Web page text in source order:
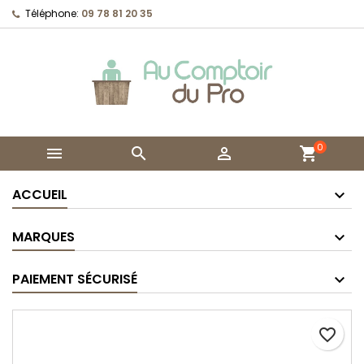
Téléphone: 09 78 81 20 35
   shopping_cart0
ACCUEIL
MARQUES
PAIEMENT SÉCURISÉ
favorite_border